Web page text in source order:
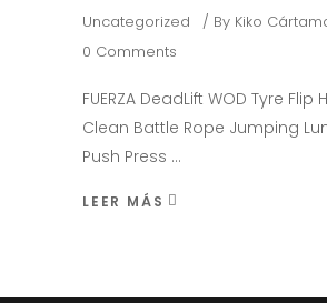
Uncategorized By Kiko
0 Comments
FUERZA DeadLift WOD Tyre Flip
Clean Battle Rope Jumping
Push Press
LEER MÁS